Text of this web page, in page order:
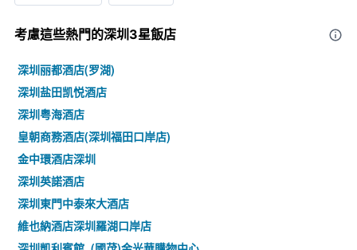
考慮這些熱門的深圳3星​飯店
深圳丽都酒店(罗湖)
深圳盐田凯悦酒店
深圳粤海酒店
皇朝商務酒店(深圳福田口岸店)
金中環酒店深圳
深圳英諾酒店
深圳東門中泰來大酒店
維也納酒店深圳羅湖口岸店